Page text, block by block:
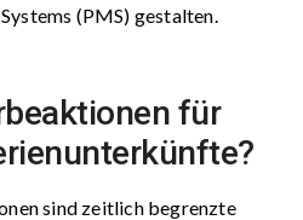
(PMS) gestalten.
für
sind zeitlich begrenzte